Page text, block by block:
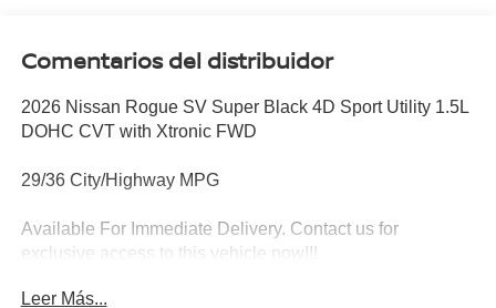
Comentarios del distribuidor
2026 Nissan Rogue SV Super Black 4D Sport Utility 1.5L
DOHC CVT with Xtronic FWD
29/36 City/Highway MPG
Available For Immediate Delivery. Contact us for
exclusive access to this vehicle now!!!
Leer Más...